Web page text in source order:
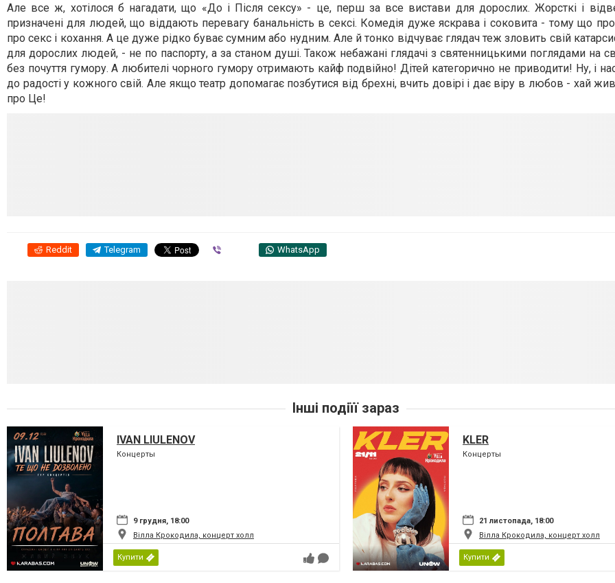
Але все ж, хотілося б нагадати, що «До і Після сексу» - це, перш за все вистави для дорослих. Жорсткі і
призначені для людей, що віддають перевагу банальність в сексі. Комедія дуже яскрава і соковита - тому що
про секс і кохання. А це дуже рідко буває сумним або нудним. Але й тонко відчуває глядач теж зловить свій
для дорослих людей, - не по паспорту, а за станом душі. Також небажані глядачі з святенницькими поглядами на
без почуття гумору. А любителі чорного гумору отримають кайф подвійно! Дітей категорично не приводити! Ну, і
до радості у кожного свій. Але якщо театр допомагає позбутися від брехні, вчить довірі і дає віру в любов - хай
про Це!
Reddit Telegram WhatsApp
Інші подіїї зараз
IVAN LIULENOV
Концерты
9 грудня, 18:00
Вілла Крокодила, концерт холл
Купити
KLER
Концерты
21 листопада, 18:00
Вілла Крокодила, концерт холл
Купити